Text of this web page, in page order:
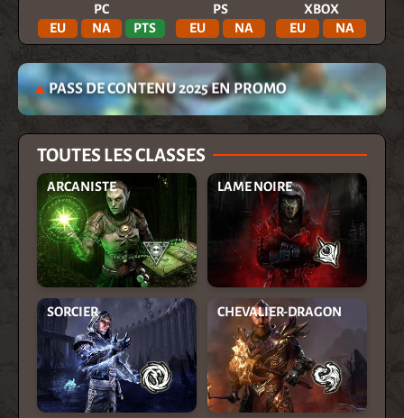
PC
EU
NA PTS
PS
EU
NA
XBOX
EU
NA
PASS DE CONTENU 2025 EN PROMO
TOUTES LES CLASSES
ARCANISTE LAME NOIRE
SORCIER CHEVALIER-DRAGON